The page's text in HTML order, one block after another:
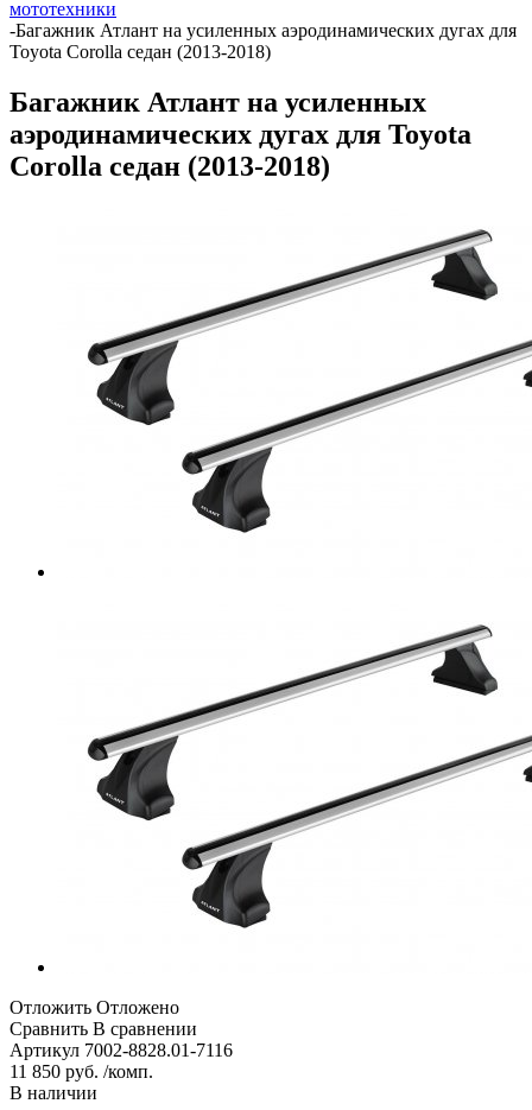
мототехники
-Багажник Атлант на усиленных аэродинамических дугах для
Toyota Corolla седан (2013-2018)
Багажник Атлант на усиленных
аэродинамических дугах для Toyota
Corolla седан (2013-2018)
Отложить Отложено
Сравнить В сравнении
Артикул 7002-8828.01-7116
11 850 руб. /комп.
В наличии